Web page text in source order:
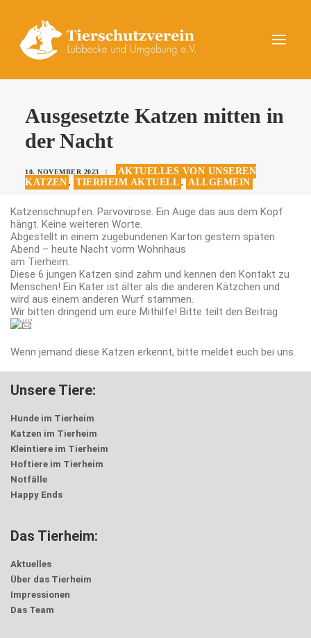
UNSERE TIERE
AKTUELLES
HELFEN
SPENDEN
Ausgesetzte Katzen mitten in
der Nacht
10. NOVEMBER 2023 |
AKTUELLES VON UNSEREN
KATZEN , TIERHEIM AKTUELL , ALLGEMEIN
Katzenschnupfen. Parvovirose. Ein Auge das aus dem Kopf
hängt. Keine weiteren Worte.
Abgestellt in einem zugebundenen Karton gestern späten
Abend – heute Nacht vorm Wohnhaus
am Tierheim.
Diese 6 jungen Katzen sind zahm und kennen den Kontakt zu
Menschen! Ein Kater ist älter als die anderen Kätzchen und
wird aus einem anderen Wurf stammen.
Wir bitten dringend um eure Mithilfe! Bitte teilt den Beitrag
Wenn jemand diese Katzen erkennt, bitte meldet euch bei uns.
Unsere Tiere:
Hunde im Tierheim
Katzen im Tierheim
Kleintiere im Tierheim
Hoftiere im Tierheim
Notfälle
Happy Ends
Das Tierheim:
Aktuelles
Über das Tierheim
Impressionen
Das Team